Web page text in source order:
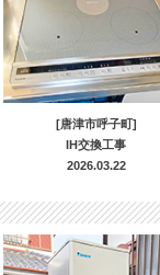
[唐津市呼子町]
IH交換工事
2026.03.22